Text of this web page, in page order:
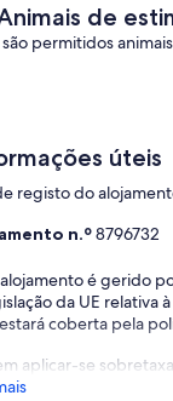
(3
de
permitidos
úteis
registo do
n.º8796732
é gerido
da UE relativa
coberta pela
aplicar-se